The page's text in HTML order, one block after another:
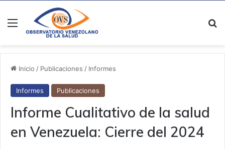
Menú
Inicio / Publicaciones / Informes
Informes Publicaciones
Informe Cualitativo de la salud
en Venezuela: Cierre del 2024